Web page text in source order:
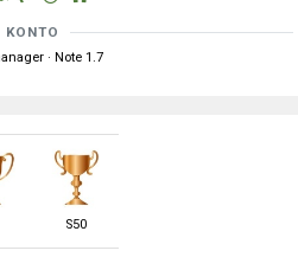
KONTO
· Note 1.7
S50